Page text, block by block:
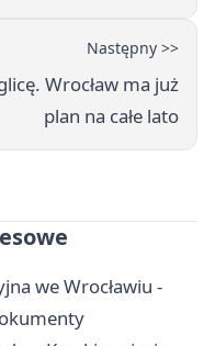
Następny >>
Wrocław ma już
plan na całe lato
we Wrocławiu -